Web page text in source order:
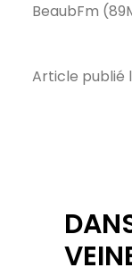
BeaubFm
Article publié